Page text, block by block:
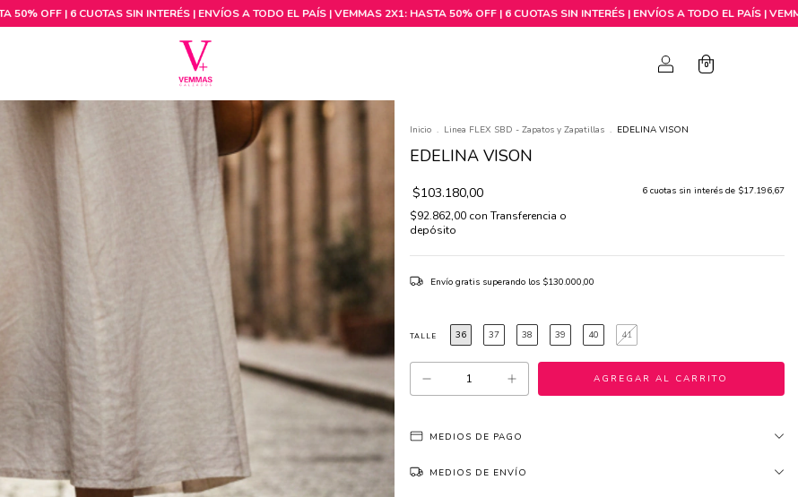
0
0
Inicio . Linea FLEX SBD - Zapatos y Zapatillas . EDELINA VISON
EDELINA VISON
$103.180,00
$92.862,00 con Transferencia o
depósito
6 cuotas sin interés de $17.196,67
Envío gratis superando los $130.000,00
TALLE 36 37 38 39 40 41
MEDIOS DE PAGO
MEDIOS DE ENVÍO